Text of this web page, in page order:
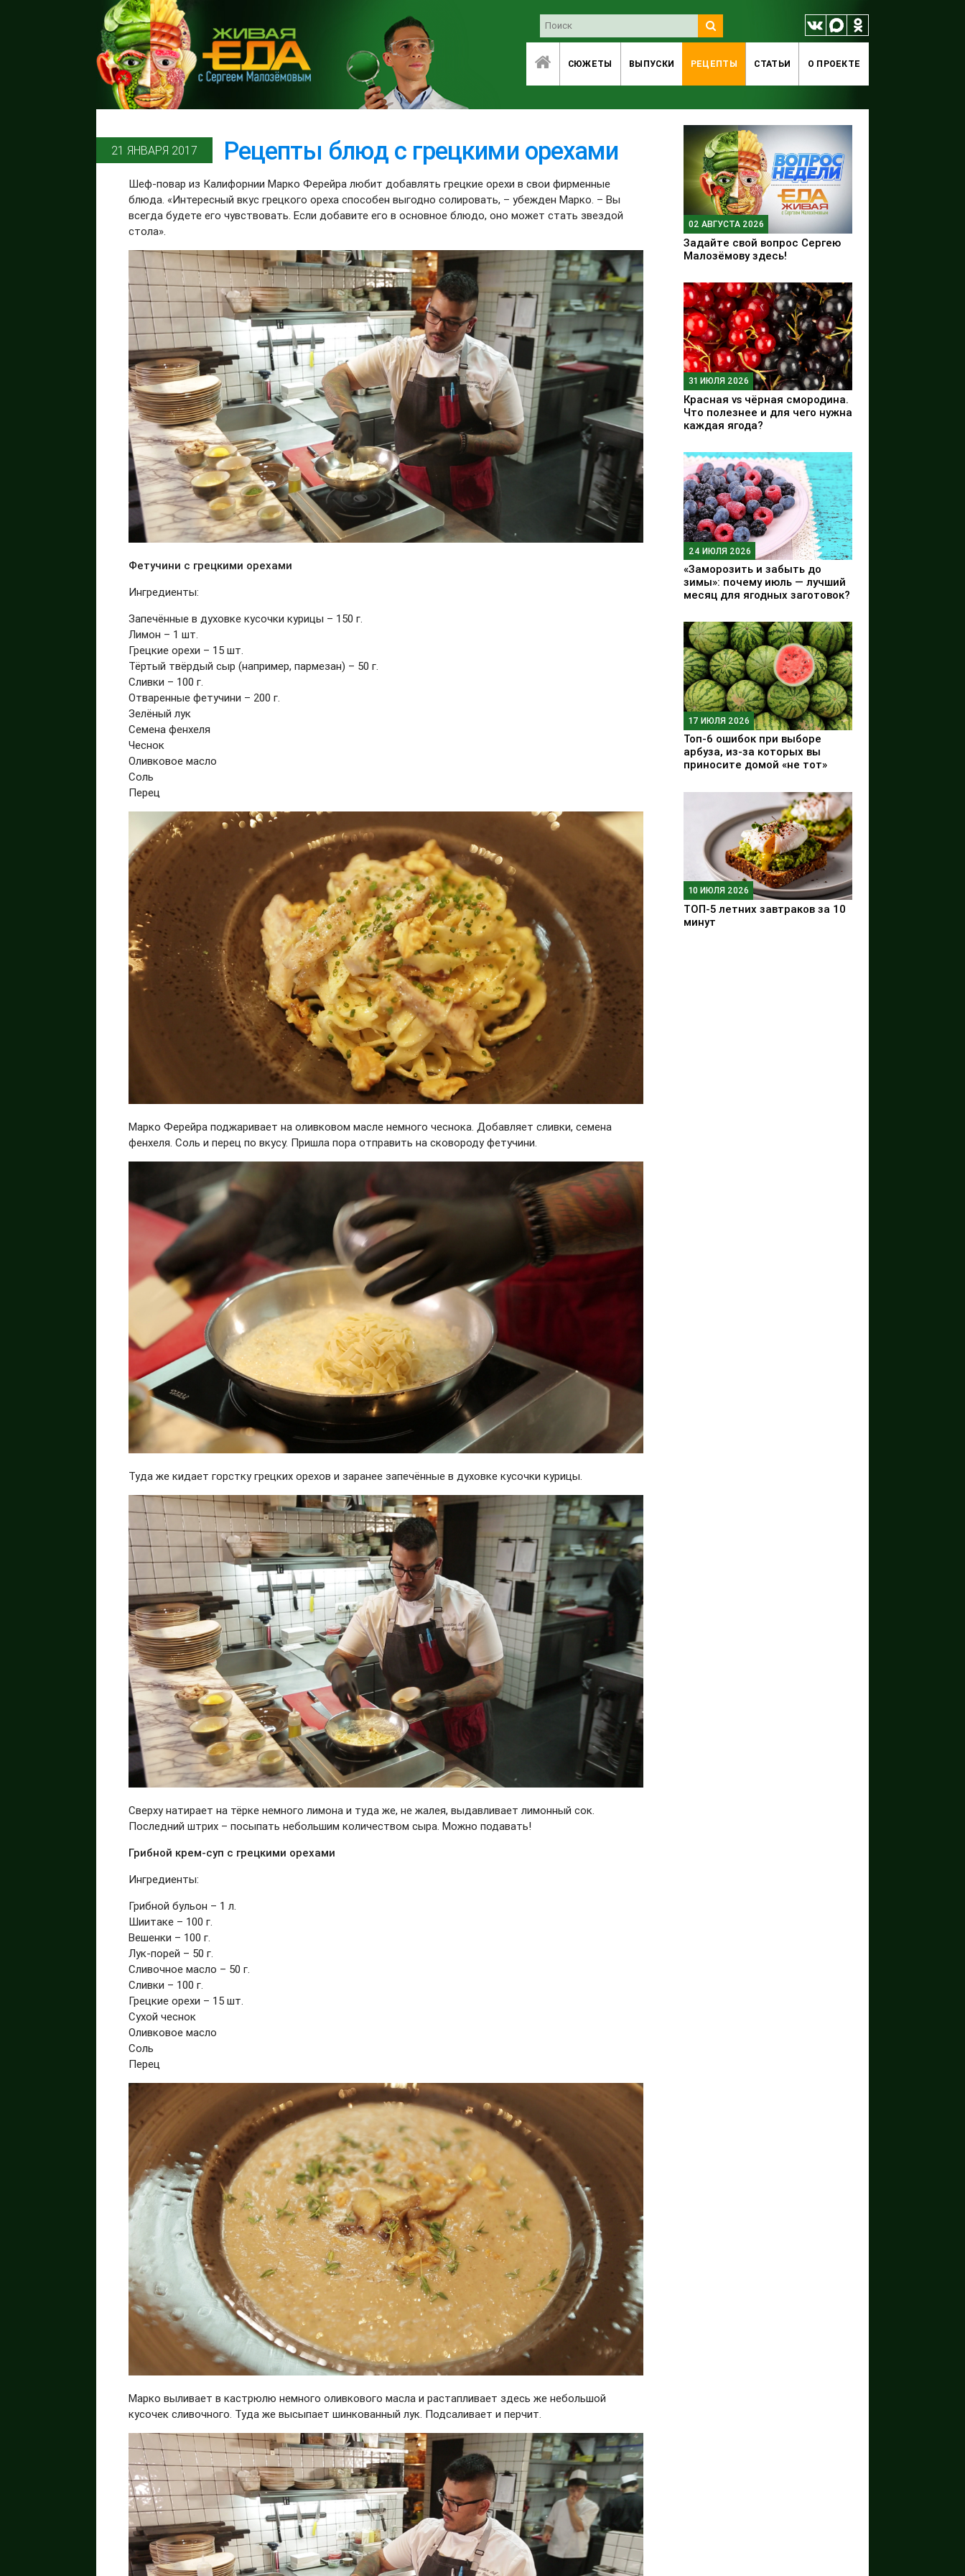
СЮЖЕТЫ ВЫПУСКИ РЕЦЕПТЫ СТАТЬИ O ПРОЕКТЕ
21 ЯНВАРЯ 2017 Рецепты блюд с грецкими орехами
Шеф-повар из Калифорнии Марко Ферейра любит добавлять грецкие орехи в свои фирменные
блюда. «Интересный вкус грецкого ореха способен выгодно солировать, – убежден Марко. – Вы
всегда будете его чувствовать. Если добавите его в основное блюдо, оно может стать звездой
стола».
Фетучини с грецкими орехами
Ингредиенты:
Запечённые в духовке кусочки курицы – 150 г.
Лимон – 1 шт.
Грецкие орехи – 15 шт.
Тёртый твёрдый сыр (например, пармезан) – 50 г.
Сливки – 100 г.
Отваренные фетучини – 200 г.
Зелёный лук
Семена фенхеля
Чеснок
Оливковое масло
Соль
Перец
Марко Ферейра поджаривает на оливковом масле немного чеснока. Добавляет сливки, семена
фенхеля. Соль и перец по вкусу. Пришла пора отправить на сковороду фетучини.
Туда же кидает горстку грецких орехов и заранее запечённые в духовке кусочки курицы.
Сверху натирает на тёрке немного лимона и туда же, не жалея, выдавливает лимонный сок.
Последний штрих – посыпать небольшим количеством сыра. Можно подавать!
Грибной крем-суп с грецкими орехами
Ингредиенты:
Грибной бульон – 1 л.
Шиитаке – 100 г.
Вешенки – 100 г.
Лук-порей – 50 г.
Сливочное масло – 50 г.
Сливки – 100 г.
Грецкие орехи – 15 шт.
Сухой чеснок
Оливковое масло
Соль
Перец
Марко выливает в кастрюлю немного оливкового масла и растапливает здесь же небольшой
кусочек сливочного. Туда же высыпает шинкованный лук. Подсаливает и перчит.
02 АВГУСТА 2026
Задайте свой вопрос Сергею
Малозёмову здесь!
31 ИЮЛЯ 2026
Красная vs чёрная смородина.
Что полезнее и для чего нужна
каждая ягода?
24 ИЮЛЯ 2026
«Заморозить и забыть до
зимы»: почему июль — лучший
месяц для ягодных заготовок?
17 ИЮЛЯ 2026
Топ-6 ошибок при выборе
арбуза, из-за которых вы
приносите домой «не тот»
10 ИЮЛЯ 2026
ТОП-5 летних завтраков за 10
минут